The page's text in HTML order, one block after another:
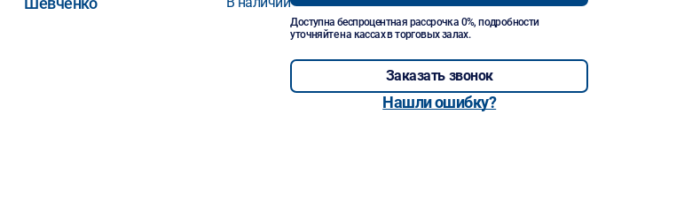
Доступна беспроцентная рассрочка 0%, подробности
уточняйте на кассах в торговых залах.
Заказать звонок
Нашли ошибку?